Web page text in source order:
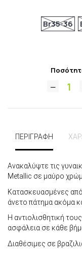
Br35-36
ΠΕΡΙΓΡΑΦΗ
Ανακαλύψτε τις
Metallic σε μαύρο
Κατασκευασμένες
άνετο πάτημα ακόμα
Η αντιολισθητική
ασφάλεια σε κάθε
Διαθέσιμες σε